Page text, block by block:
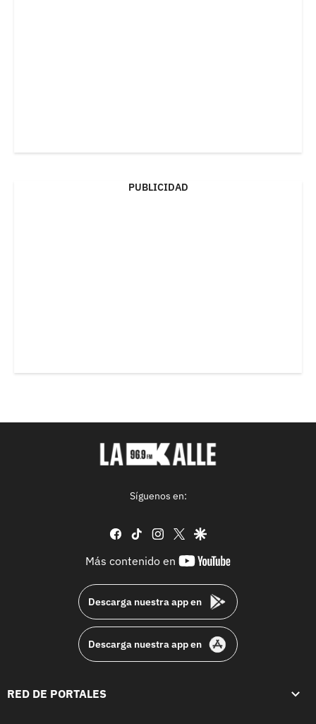
PUBLICIDAD
Síguenos en:
facebook
tiktok instagram
twittergoogle
Más contenido en
youtube-
Descarga nuestra app en
Descarga nuestra app en
RED DE PORTALES